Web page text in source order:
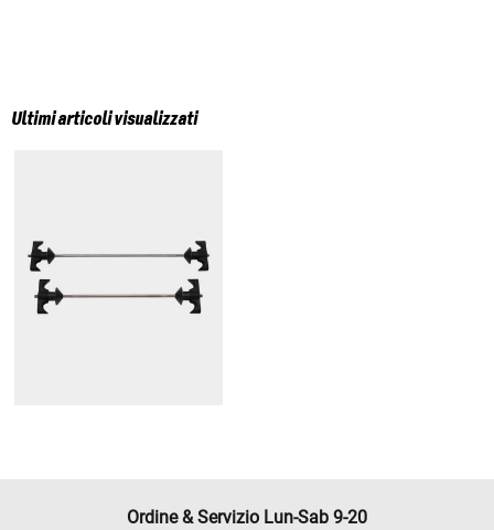
Ultimi articoli visualizzati
Ordine & Servizio Lun-Sab 9-20